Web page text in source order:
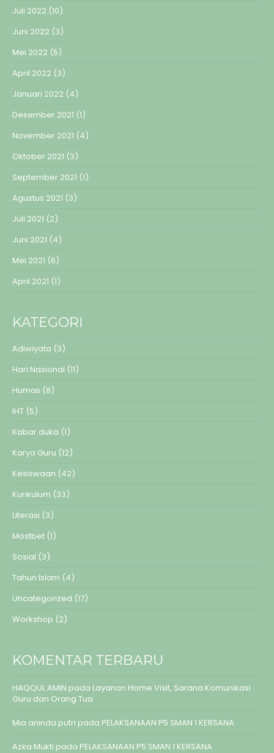
Juli 2022 (10)
Juni 2022 (3)
Mei 2022 (5)
April 2022 (3)
Januari 2022 (4)
Desember 2021 (1)
November 2021 (4)
Oktober 2021 (3)
September 2021 (1)
Agustus 2021 (3)
Juli 2021 (2)
Juni 2021 (4)
Mei 2021 (6)
April 2021 (1)
KATEGORI
Adiwiyata (3)
Hari Nasional (11)
Humas (8)
IHT (5)
Kabar duka (1)
Karya Guru (12)
Kesiswaan (42)
Kurikulum (33)
Literasi (3)
Mostbet (1)
Sosial (3)
Tahun Islam (4)
Uncategorized (17)
Workshop (2)
KOMENTAR TERBARU
HAQQUL AMIN pada Layanan Home Visit, Sarana Komunikasi
Guru dan Orang Tua
Mia aninda putri pada PELAKSANAAN P5 SMAN 1 KERSANA
Azka Mukti pada PELAKSANAAN P5 SMAN 1 KERSANA